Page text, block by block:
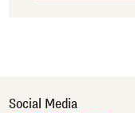
Social Media